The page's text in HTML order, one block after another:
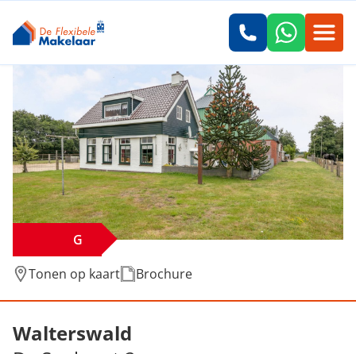
G
Tonen op kaart
Brochure
Walterswald